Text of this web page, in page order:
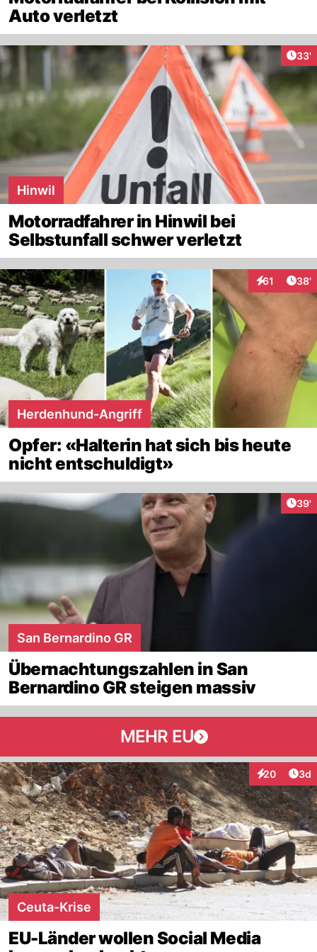
Auto verletzt
33'
Hinwil
Motorradfahrer in Hinwil bei
Selbstunfall schwer verletzt
61
Interaktionen
38'
Herdenhund-Angriff
Opfer: «Halterin hat sich bis heute
nicht entschuldigt»
39'
San Bernardino GR
Übernachtungszahlen in San
Bernardino GR steigen massiv
MEHR EU
20
Interaktionen
3d
Ceuta-Krise
EU-Länder wollen Social Media